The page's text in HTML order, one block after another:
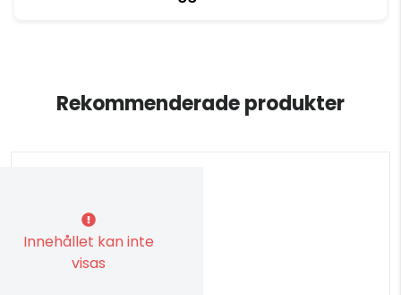
Rekommenderade produkter
Innehållet kan inte
visas